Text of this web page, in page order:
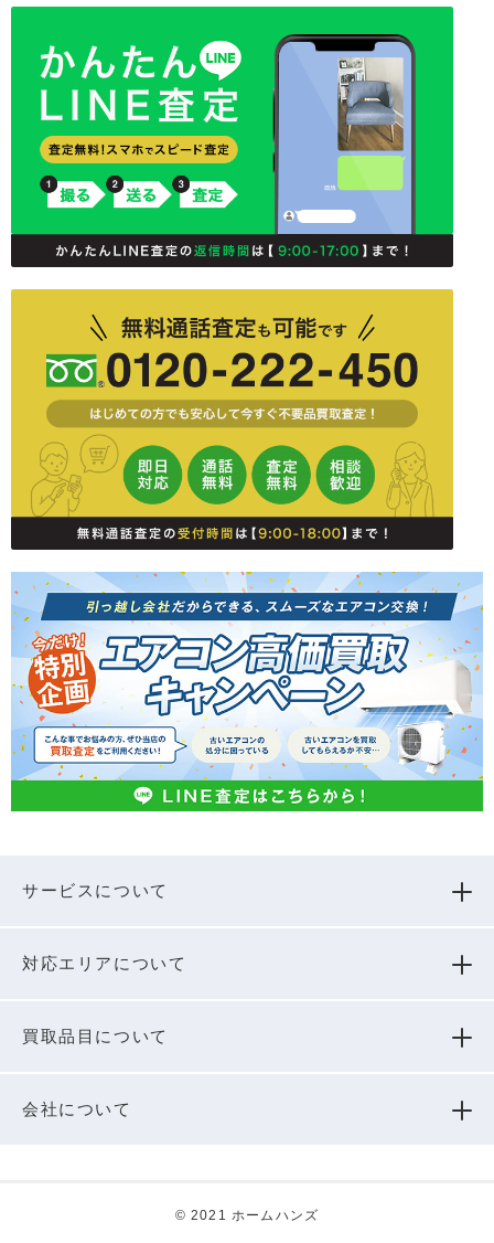
サービスについて
対応エリアについて
買取品⽬について
会社について
© 2021 ホームハンズ